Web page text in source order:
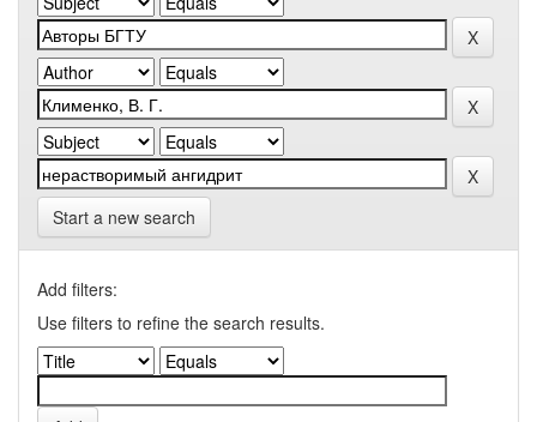
Start a new search
Add filters:
Use filters to refine the search results.